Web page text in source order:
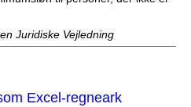
Juridiske Vejledning
Excel-regneark